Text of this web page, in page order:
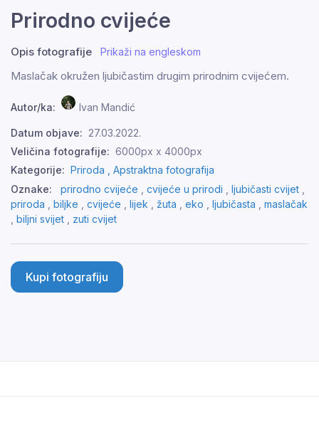
Prirodno cvijeće
Opis fotografije Prikaži na engleskom
Maslačak okružen ljubičastim drugim prirodnim cvijećem.
Autor/ka: Ivan Mandić
Datum objave: 27.03.2022.
Veličina fotografije: 6000px x 4000px
Kategorije: Priroda , Apstraktna fotografija
Oznake:
prirodno cvijeće cvijeće u prirodi ljubičasti cvijet
priroda
biljke cvijeće lijek žuta eko ljubičasta
maslačak
biljni svijet zuti cvijet
Kupi fotografiju